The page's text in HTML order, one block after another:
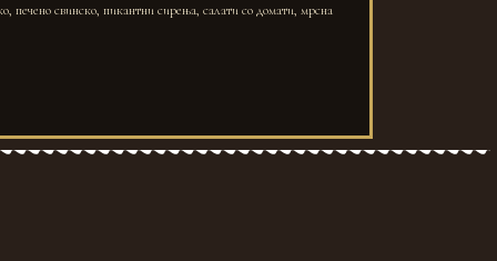
печено свинско, пикантни сирења, салати со домати, мрсна